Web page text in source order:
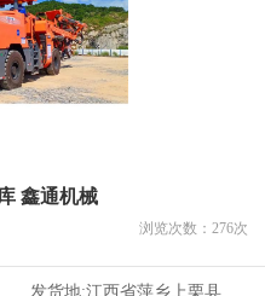
鑫通机械
浏览次数： 276次
发货地:江西省萍乡上栗县